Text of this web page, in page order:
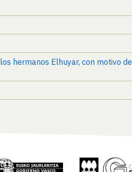
hermanos Elhuyar, con motivo de